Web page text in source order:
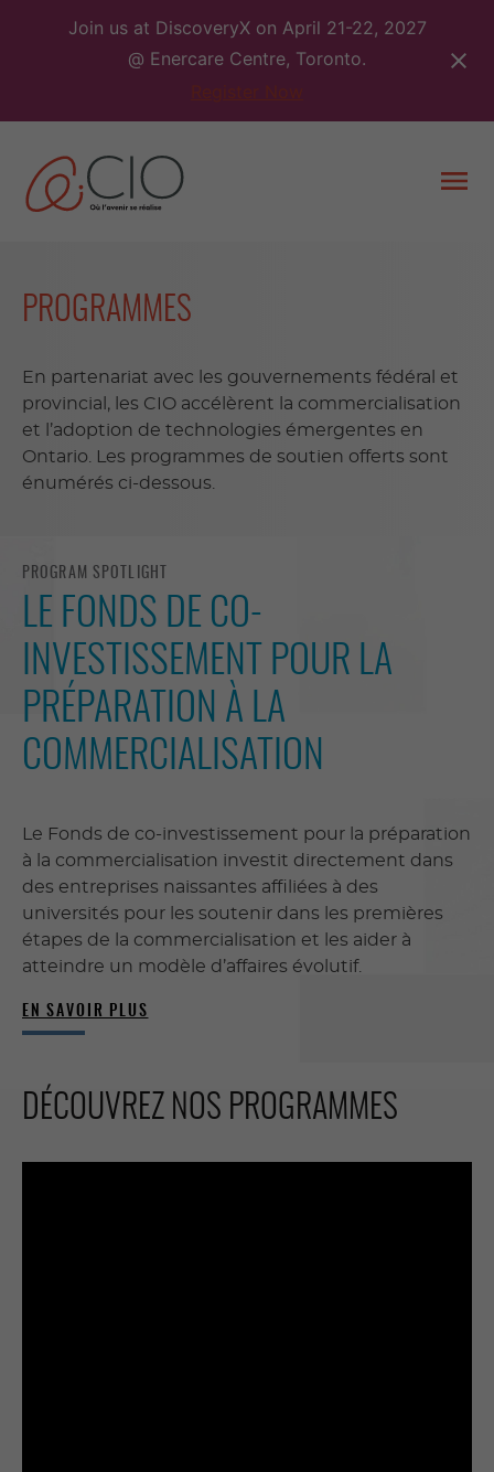
Join us at DiscoveryX on April 21-22, 2027
@ Enercare Centre, Toronto.
PROGRAMMES
En partenariat avec les gouvernements fédéral et
provincial, les CIO accélèrent la commercialisation
et l’adoption de technologies émergentes en
Ontario. Les programmes de soutien offerts sont
énumérés ci-dessous.
PROGRAM SPOTLIGHT
LE FONDS DE CO-
INVESTISSEMENT POUR LA
PRÉPARATION À LA
COMMERCIALISATION
Le Fonds de co-investissement pour la préparation
à la commercialisation investit directement dans
des entreprises naissantes affiliées à des
universités pour les soutenir dans les premières
étapes de la commercialisation et les aider à
atteindre un modèle d’affaires évolutif.
EN SAVOIR PLUS
DÉCOUVREZ NOS PROGRAMMES